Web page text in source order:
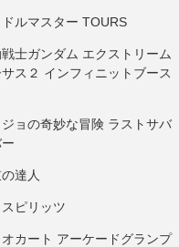
ルマスター TOURS
士ガンダム エクストリーム
ス２ インフィニットブース
ョの奇妙な冒険 ラストサバ
達人
ピリッツ
カート アーケードグランプ